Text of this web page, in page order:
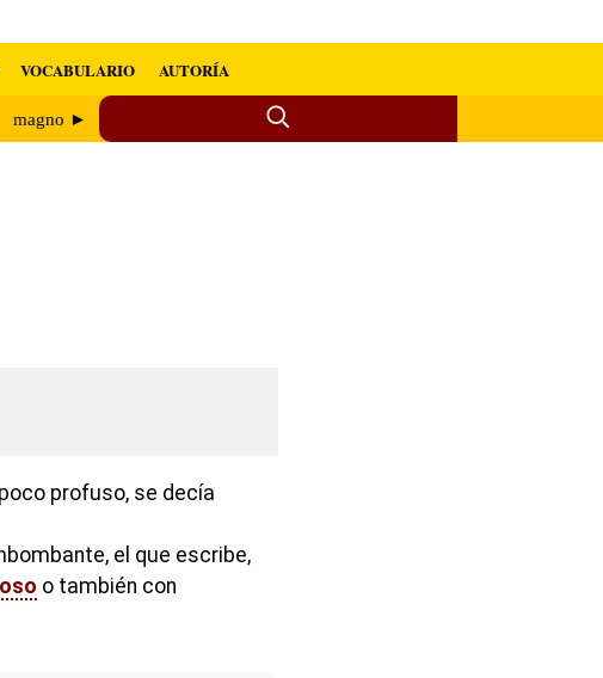
VOCABULARIO AUTORÍA
magno ►
profuso, se decía
el que escribe,
o también con